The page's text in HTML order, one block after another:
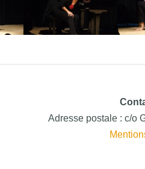
Adresse postale : c/o